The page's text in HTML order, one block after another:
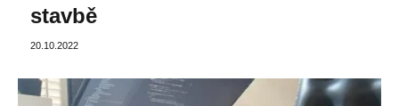
stavbě
20.10.2022